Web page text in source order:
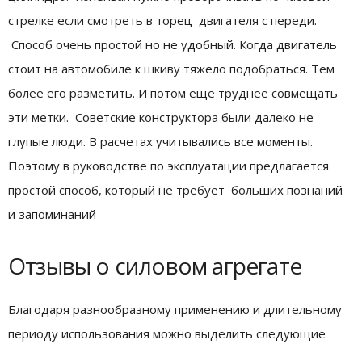
стрелке если смотреть в торец двигателя с переди.
Способ очень простой но не удобный. Когда двигатель
стоит на автомобиле к шкиву тяжело подобраться. Тем
более его разметить. И потом еще труднее совмещать
эти метки. Советские конструктора были далеко не
глупые люди. В расчетах учитывались все моменты.
Поэтому в руководстве по эксплуатации предлагается
простой способ, который не требует больших познаний
и запоминаний
Отзывы о силовом агрегате
Благодаря разнообразному применению и длительному
периоду использования можно выделить следующие